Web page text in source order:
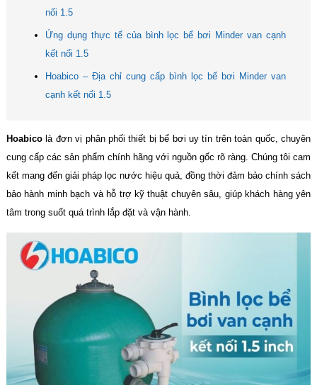
nối 1.5
Ứng dụng thực tế của bình lọc bể bơi Minder van cạnh
kết nối 1.5
Hoabico – Địa chỉ cung cấp bình lọc bể bơi Minder van
cạnh kết nối 1.5
Hoabicolà đơn vị phân phối thiết bị bể bơi uy tín trên toàn quốc, chuyên
cung cấp các sản phẩm chính hãng với nguồn gốc rõ ràng. Chúng tôi cam
kết mang đến giải pháp lọc nước hiệu quả, đồng thời đảm bảo chính sách
bảo hành minh bạch và hỗ trợ kỹ thuật chuyên sâu, giúp khách hàng yên
tâm trong suốt quá trình lắp đặt và vận hành.